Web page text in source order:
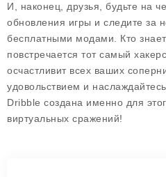
И, наконец, друзья, будьте на
обновления игры и следите за
бесплатными модами. Кто
повстречается тот самый
осчастливит всех ваших
удовольствием и
Dribble создана именно для
виртуальных сражений!